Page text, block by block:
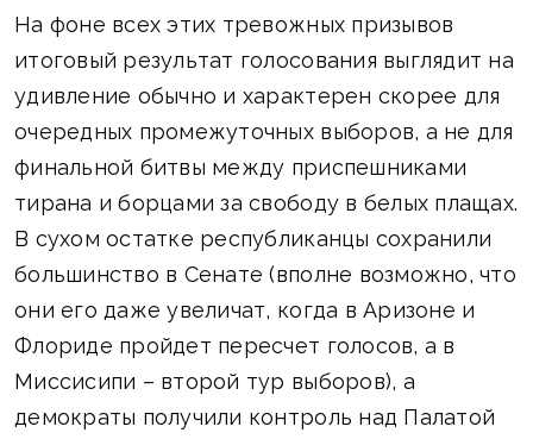
На фоне всех этих тревожных призывов
итоговый результат голосования выглядит на
удивление обычно и характерен скорее для
очередных промежуточных выборов, а не для
финальной битвы между приспешниками
тирана и борцами за свободу в белых плащах.
В сухом остатке республиканцы сохранили
большинство в Сенате (вполне возможно, что
они его даже увеличат, когда в Аризоне и
Флориде пройдет пересчет голосов, а в
Миссисипи – второй тур выборов), а
демократы получили контроль над Палатой